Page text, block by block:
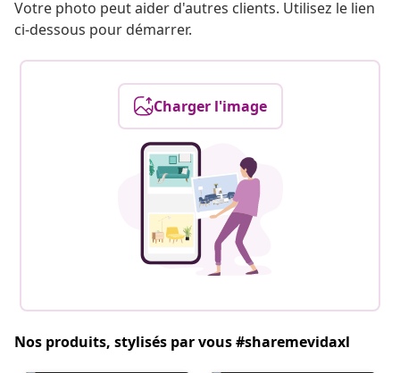
Votre photo peut aider d'autres clients. Utilisez le lien
ci-dessous pour démarrer.
Charger l'image
Nos produits, stylisés par vous #sharemevidaxl